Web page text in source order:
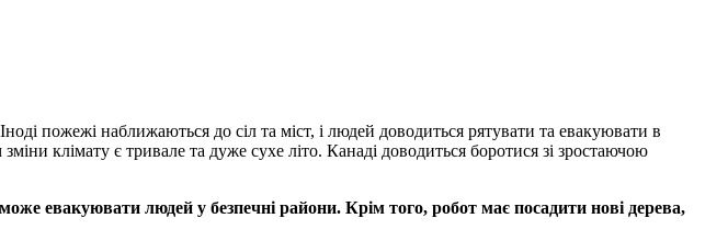
пожежі наближаються до сіл та міст, і людей доводиться рятувати та евакуювати в
клімату є тривале та дуже сухе літо. Канаді доводиться боротися зі зростаючою
евакуювати людей у ​​безпечні райони. Крім того, робот має посадити нові дерева,